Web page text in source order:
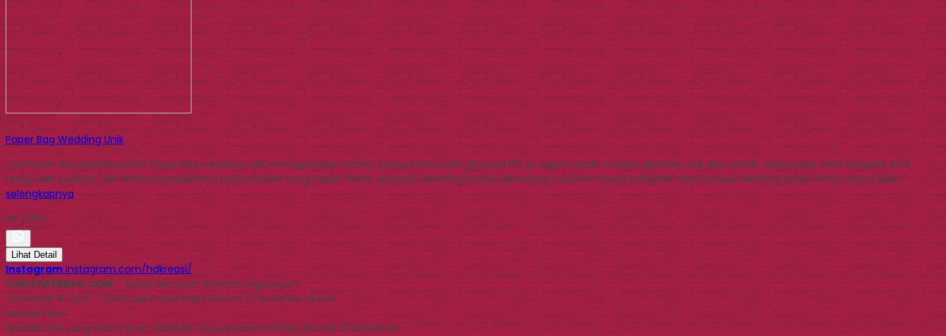
Paper Bag Wedding Unik
Jual Paper Bag Wedding Unik Paper Bag wedding unik menggunakan bahan kertas kraft putih gramasi 150 gr seperti pada contoh gambar unik dan cantik. Anda tidak usah khawatir soal
harga dan kualitas, jika Anda memesannya pada vendor yang tepat. Paper souvenir wedding ini bisa diproduksi custom sesuai keinginan dan konsep wedding Anda. Untuk warna bisa…
selengkapnya
Rp 2.850
Lihat Detail
Instagram instagram.com/hdkreasi/
JUALPAPERBAG.COM- Solusi Kemasan Ramah Lingkungan
Copyright © 2014 - 2026 Jual Paper Bag Custom | Tas Kertas Murah
Kontak Kami
Apabila ada yang ditanyakan, silahkan hubungi kami melalui kontak di bawah ini.